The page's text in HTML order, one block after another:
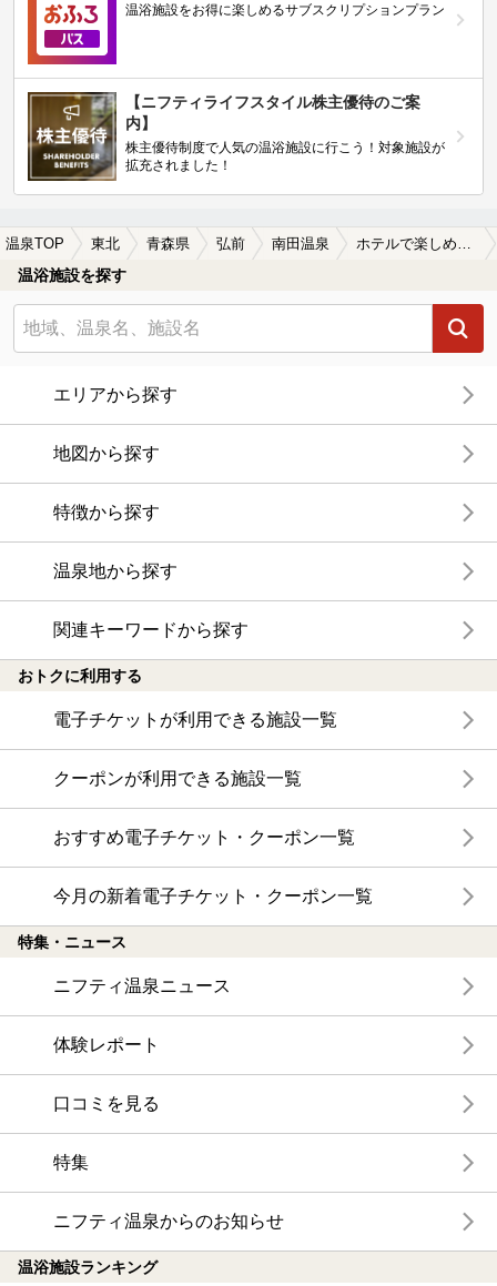
温浴施設をお得に楽しめるサブスクリプションプラン
【ニフティライフスタイル株主優待のご案
内】
株主優待制度で人気の温浴施設に行こう！対象施設が
拡充されました！
温泉TOP 東北 青森県 弘前 南田温泉 ホテルで楽しめる南田温泉の温泉、日帰り温泉、スーパー銭湯おすすめ
温浴施設を探す
エリアから探す
地図から探す
特徴から探す
温泉地から探す
関連キーワードから探す
おトクに利用する
電子チケットが利用できる施設一覧
クーポンが利用できる施設一覧
おすすめ電子チケット・クーポン一覧
今月の新着電子チケット・クーポン一覧
特集・ニュース
ニフティ温泉ニュース
体験レポート
口コミを見る
特集
ニフティ温泉からのお知らせ
温浴施設ランキング